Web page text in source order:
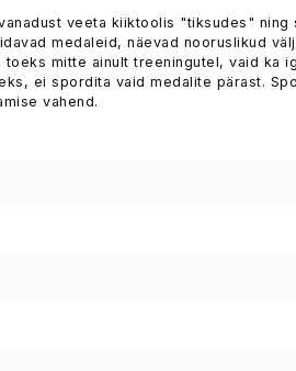
veeta kiiktoolis "tiksudes" ning
medaleid, näevad nooruslikud
mitte ainult treeningutel, vaid ka
ei spordita vaid medalite pärast.
vahend.